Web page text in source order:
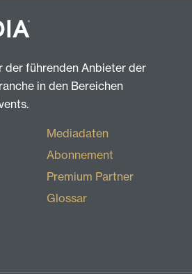
der führenden Anbieter der
in den Bereichen
Mediadaten
Abonnement
Premium Partner
Glossar